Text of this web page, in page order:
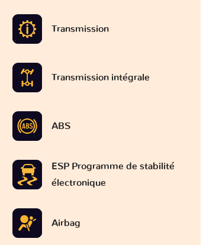
Transmission
Transmission intégrale
ABS
ESP Programme de stabilité
électronique
Airbag